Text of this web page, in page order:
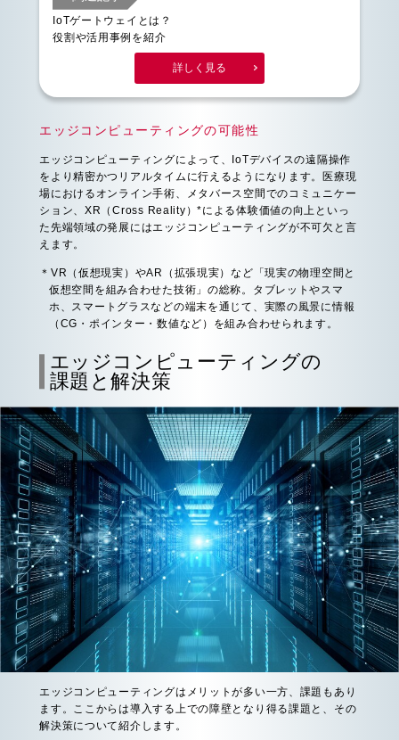
IoTゲートウェイとは？
役割や活用事例を紹介
詳しく見る
エッジコンピューティングの可能性
エッジコンピューティングによって、IoTデバイスの遠隔操作
をより精密かつリアルタイムに行えるようになります。医療現
場におけるオンライン手術、メタバース空間でのコミュニケー
ション、XR（Cross Reality）*による体験価値の向上といっ
た先端領域の発展にはエッジコンピューティングが不可欠と言
えます。
＊VR（仮想現実）やAR（拡張現実）など「現実の物理空間と
仮想空間を組み合わせた技術」の総称。タブレットやスマ
ホ、スマートグラスなどの端末を通じて、実際の風景に情報
（CG・ポインター・数値など）を組み合わせられます。
エッジコンピューティングの
課題と解決策
エッジコンピューティングはメリットが多い一方、課題もあり
ます。ここからは導入する上での障壁となり得る課題と、その
解決策について紹介します。